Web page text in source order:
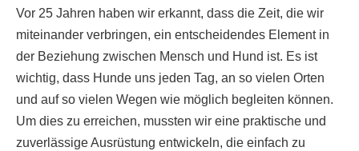
Vor 25 Jahren haben wir erkannt, dass die Zeit, die wir
miteinander verbringen, ein entscheidendes Element in
der Beziehung zwischen Mensch und Hund ist. Es ist
wichtig, dass Hunde uns jeden Tag, an so vielen Orten
und auf so vielen Wegen wie möglich begleiten können.
Um dies zu erreichen, mussten wir eine praktische und
zuverlässige Ausrüstung entwickeln, die einfach zu